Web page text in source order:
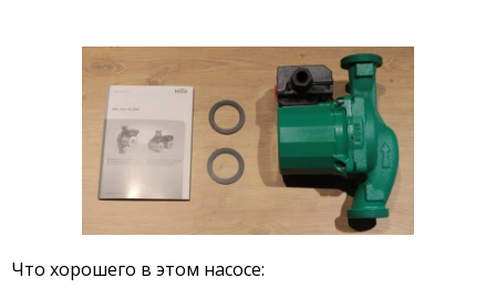
Что хорошего в этом насосе: